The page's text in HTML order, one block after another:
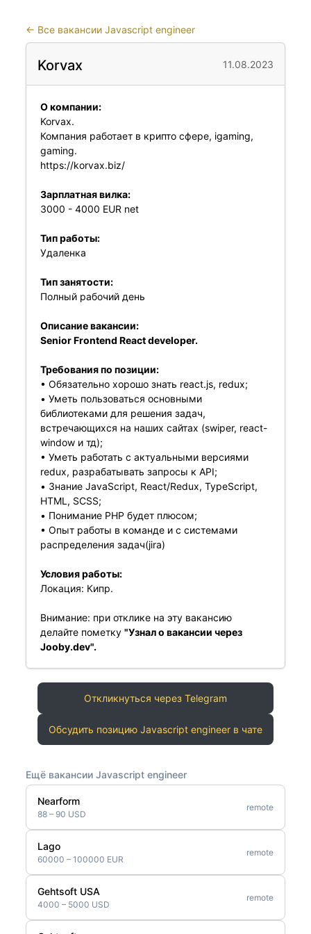
← Все вакансии Javascript engineer
Korvax 11.08.2023
О компании:
Korvax.
Компания работает в крипто сфере, igaming,
gaming.
https://korvax.biz/
Зарплатная вилка:
3000 - 4000 EUR net
Тип работы:
Удаленка
Тип занятости:
Полный рабочий день
Описание вакансии:
Senior Frontend React developer.
Требования по позиции:
• Обязательно хорошо знать react.js, redux;
• Уметь пользоваться основными
библиотеками для решения задач,
встречающихся на наших сайтах (swiper, react-
window и тд);
• Уметь работать с актуальными версиями
redux, разрабатывать запросы к API;
• Знание JavaScript, React/Redux, TypeScript,
HTML, SCSS;
• Понимание PHP будет плюсом;
• Опыт работы в команде и с системами
распределения задач(jira)
Условия работы:
Локация: Кипр.
Внимание: при отклике на эту вакансию
делайте пометку "Узнал о вакансии через
Jooby.dev".
Откликнуться через Telegram
Обсудить позицию Javascript engineer в чате
Ещё вакансии Javascript engineer
Nearform
88 – 90 USD
remote
Lago
60000 – 100000 EUR
remote
Gehtsoft USA
4000 – 5000 USD
remote